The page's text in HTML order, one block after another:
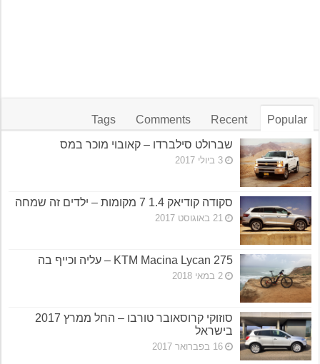
Popular
Recent
Comments
Tags
שברולט סילברדו – קאובוי מוכר במס
3 ביולי 2017
סקודה קודיאק 1.4 7 מקומות – ילדים זה שמחה
21 באוגוסט 2017
KTM Macina Lycan 275 – עליה וכייף בה
2 במאי 2018
סוזוקי קרוסאובר טורבו – החל ממרץ 2017
בישראל
16 בפברואר 2017